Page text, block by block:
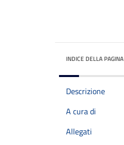
INDICE DELLA PAGINA
Descrizione
A cura di
Allegati